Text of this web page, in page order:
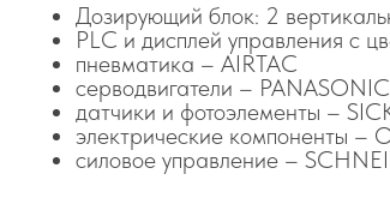
Дозирующий блок: 2
PLC и дисплей управления с
пневматика – AIRTAC
серводвигатели – PANASONIC
датчики и фотоэлементы –
электрические компоненты –
силовое управление –